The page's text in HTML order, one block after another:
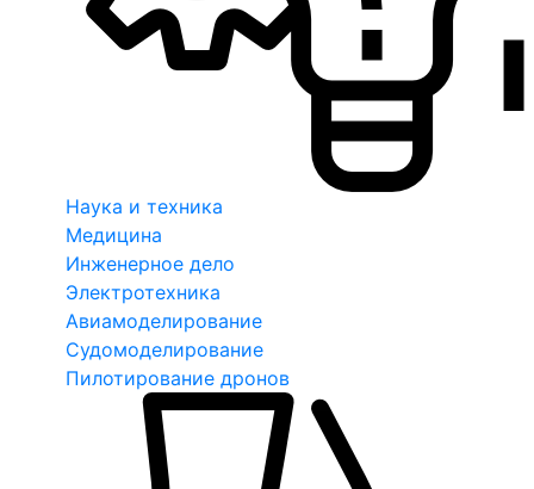
Наука и техника
Медицина
Инженерное дело
Электротехника
Авиамоделирование
Судомоделирование
Пилотирование дронов